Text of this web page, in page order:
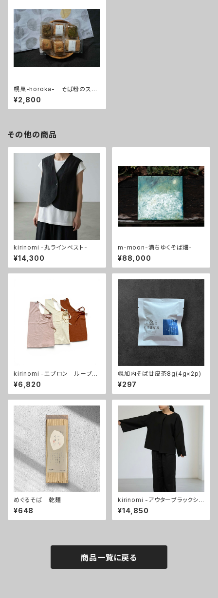
幌菓-horoka- そば粉のスコ
ーンとクッキー8個セット
¥2,800
その他の商品
kirinomi -丸ラインベスト-
¥14,300
m-moon-満ちゆくそば畑-
¥88,000
kirinomi -エプロン ループ染
め-
¥6,820
幌加内そば甘皮茶8g(4g×2p)
¥297
めぐるそば 乾麺
¥648
kirinomi -アウターブラックショ
ート-
¥14,850
商品一覧に戻る